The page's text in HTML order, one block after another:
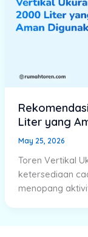
Liter yang
May 25, 2026
Toren Vertikal
ketersediaan
menopang